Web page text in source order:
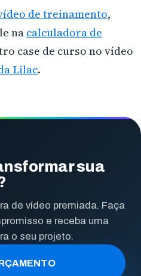
de treinamento,
nacalculadora de
case de curso no vídeo
Lilac.
sua
de vídeo premiada. Faça
e receba uma
o seu projeto.